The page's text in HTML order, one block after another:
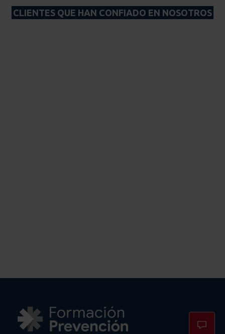
CLIENTES QUE HAN CONFIADO EN NOSOTROS